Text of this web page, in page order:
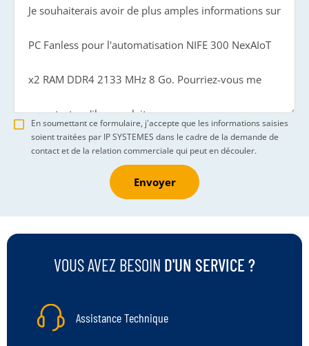
En soumettant ce formulaire, j'accepte que les informations saisies
soient traitées par IP SYSTEMES dans le cadre de la demande de
contact et de la relation commerciale qui peut en découler.
Envoyer
VOUS AVEZ BESOIN D'UN SERVICE ?
Assistance Technique